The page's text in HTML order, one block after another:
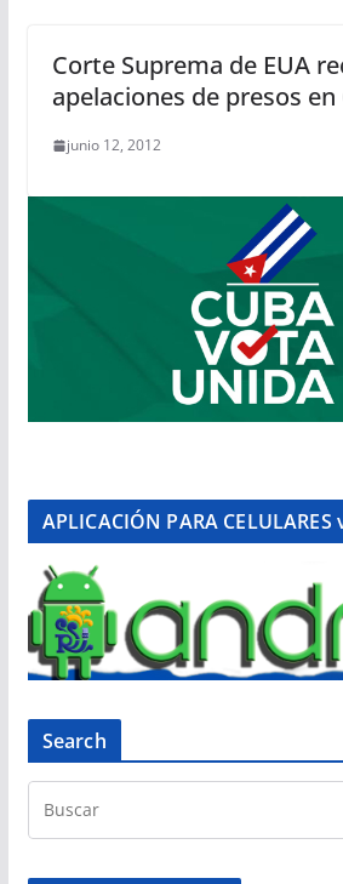
Corte Suprema de EUA
apelaciones de presos
junio 12, 2012
APLICACIÓN PARA CELULARES
Search